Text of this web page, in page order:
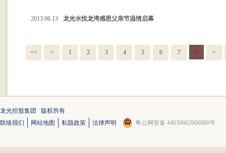
2013.06.13 龙光水悦龙湾感恩父亲节温情启幕
<< < 1 2 3 4 5 6 7 8 >
龙光控股集团 版权所有
联络我们
网站地图 私隐政策 法律声明 粤公网安备 44030602006980号